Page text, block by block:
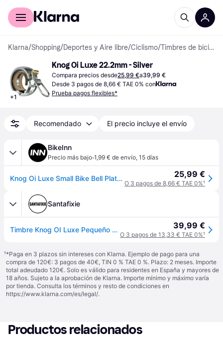
Comprar con Klarna
Klarna/Shopping/Deportes y Aire libre/Ciclismo/ Timbres de bicicleta
+1
Knog Oi Luxe 22.2mm - Silver
Compara precios desde25,99 €a39,99 €
Desde 3 pagos de 8,66 € TAE 0% con
Prueba pagos flexibles*
Recomendado El precio incluye el envío
BikeInn
Precio más bajo·1,99 € de envío, 15 días
Knog Oi Luxe Small Bike Bell Plateado 25,99 €
O 3 pagos de 8,66 € TAE 0%¹
Santafixie
Timbre Knog OI Luxe Pequeño Plata 39,99 €
O 3 pagos de 13,33 € TAE 0%¹
¹*Paga en 3 plazos sin intereses con Klarna. Ejemplo de pago para una
compra de 120€: 3 pagos de 40€, TIN 0 % TAE 0 %. Plazo: 2 meses. Importe
total adeudado 120€. Solo es válido para residentes en España y mayores de
18 años. Sujeto a la aprobación de Klarna. Importe mínimo y máximo varía
por tienda. Consulta los términos y resto de condiciones en
https://www.klarna.com/es/legal/.
Productos relacionados